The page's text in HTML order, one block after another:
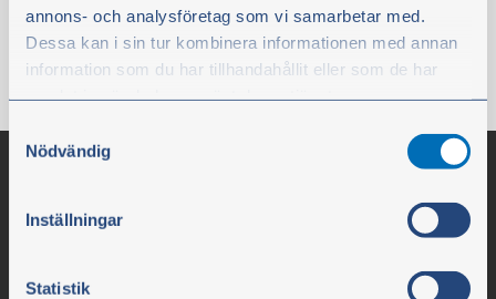
annons- och analysföretag som vi samarbetar med.
Dessa kan i sin tur kombinera informationen med annan
information som du har tillhandahållit eller som de har
Du kan när som helst ändra ditt val. För att återkalla ditt
samtycke klickar du på ”Cookie-ikonen” längst ned till
Samtyckesval
Nödvändig
Inställningar
Statistik
Köp